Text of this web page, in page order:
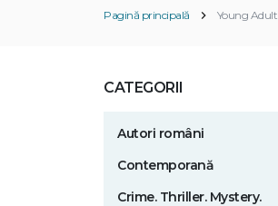
Pagină principală Young Adult
CATEGORII
Autori români
Contemporană
Crime. Thriller. Mystery.